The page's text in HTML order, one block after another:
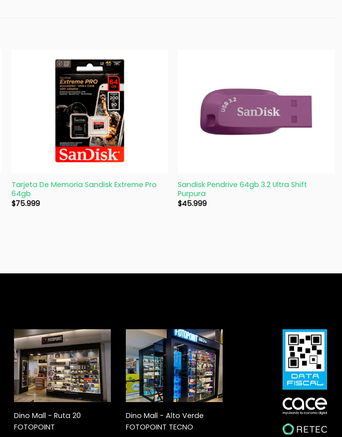
Tarjeta De Memoria Sandisk Extreme Pro
64gb
$75.999
Sandisk Pendrive 64gb 3.2 Ultra Shift
Purpura
$45.999
Dino Mall - Ruta 20
FOTOPOINT
Dino Mall - Alto Verde
FOTOPOINT TECNO